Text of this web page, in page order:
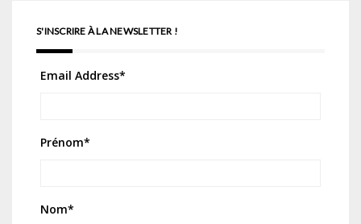
S'INSCRIRE À LA NEWSLETTER !
Email Address*
Prénom*
Nom*